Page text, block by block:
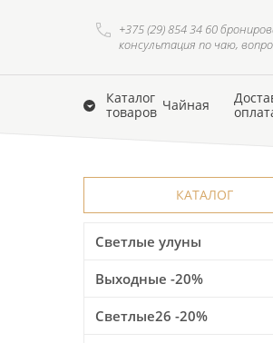
+375 (29) 854 34 60
консультация по чаю,
Каталог
товаров Чайная
КАТАЛОГ
Светлые улуны
Выходные -20%
Светлые26 -20%